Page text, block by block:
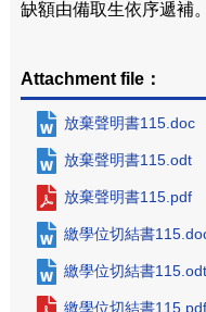
缺額由備取生依序遞補。
Attachment file：
放棄聲明書115.doc
放棄聲明書115.odt
放棄聲明書115.pdf
繳學位切結書
繳學位切結書115.odt
繳學位切結書115.pdf